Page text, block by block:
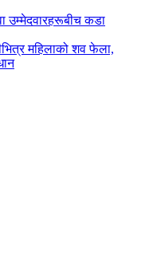
उम्मेदवारहरूबीच कडा
महिलाको शव फेला,